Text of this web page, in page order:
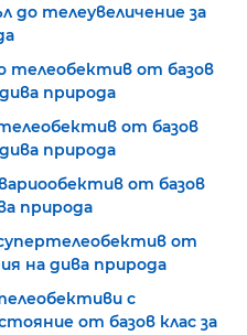
до телеувеличение за
телеобектив от базов
природа
от базов
природа
от базов
природа
от
на дива природа
с
от базов клас за